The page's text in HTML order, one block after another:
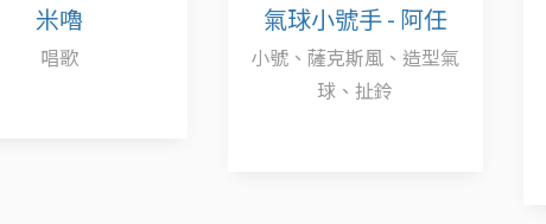
米嚕
唱歌
氣球小號手 - 阿任
小號、薩克斯風、造型氣
球、扯鈴